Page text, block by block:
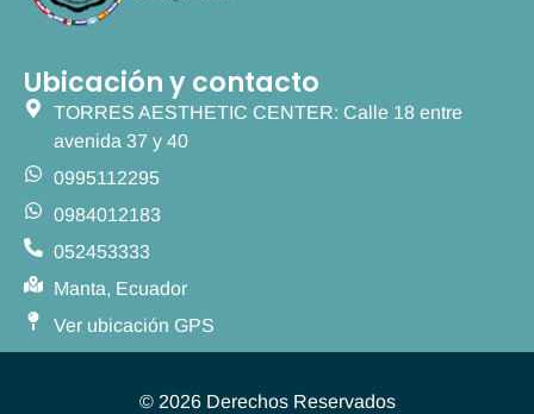
Ubicación y contacto
TORRES AESTHETIC CENTER: Calle 18 entre
avenida 37 y 40
0995112295
0984012183
052453333
Manta, Ecuador
Ver ubicación GPS
© 2026 Derechos Reservados